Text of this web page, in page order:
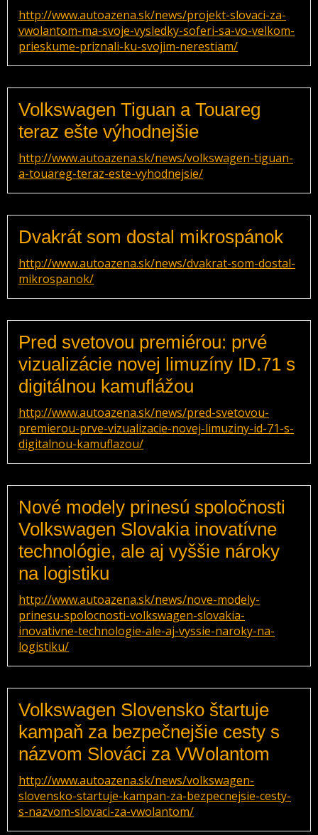
http://www.autoazena.sk/news/projekt-slovaci-za-
vwolantom-ma-svoje-vysledky-soferi-sa-vo-velkom-
prieskume-priznali-ku-svojim-nerestiam/
Volkswagen Tiguan a Touareg
teraz ešte výhodnejšie
http://www.autoazena.sk/news/volkswagen-tiguan-
a-touareg-teraz-este-vyhodnejsie/
Dvakrát som dostal mikrospánok
http://www.autoazena.sk/news/dvakrat-som-dostal-
mikrospanok/
Pred svetovou premiérou: prvé
vizualizácie novej limuzíny ID.71 s
digitálnou kamuflážou
http://www.autoazena.sk/news/pred-svetovou-
premierou-prve-vizualizacie-novej-limuziny-id-71-s-
digitalnou-kamuflazou/
Nové modely prinesú spoločnosti
Volkswagen Slovakia inovatívne
technológie, ale aj vyššie nároky
na logistiku
http://www.autoazena.sk/news/nove-modely-
prinesu-spolocnosti-volkswagen-slovakia-
inovativne-technologie-ale-aj-vyssie-naroky-na-
logistiku/
Volkswagen Slovensko štartuje
kampaň za bezpečnejšie cesty s
názvom Slováci za VWolantom
http://www.autoazena.sk/news/volkswagen-
slovensko-startuje-kampan-za-bezpecnejsie-cesty-
s-nazvom-slovaci-za-vwolantom/